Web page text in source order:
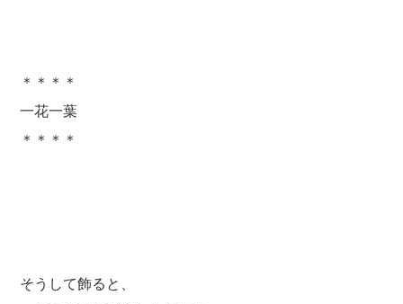
＊＊＊＊
一花一葉
＊＊＊＊
そうして飾ると、